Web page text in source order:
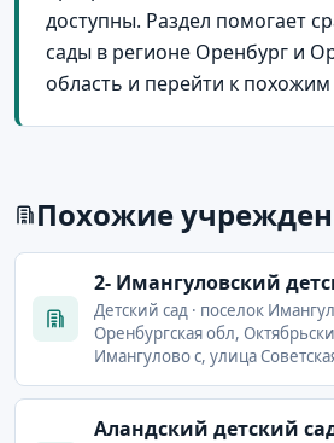
доступны. Раздел помогает
сады в регионе Оренбург и
область и перейти к
Похожие
2- Имангуловский
Детский сад · поселок
Оренбургская обл,
Имангулово с, улица
Аландский детский